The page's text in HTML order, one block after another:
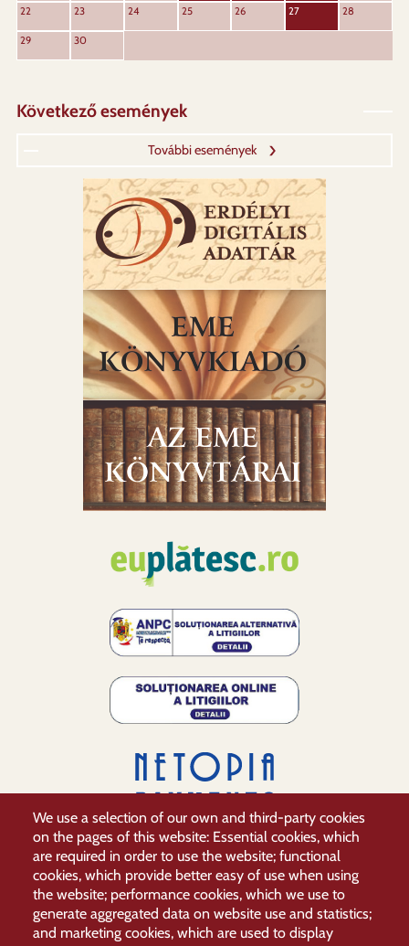
22 23 24 25 26 27 28
29 30
Következő események
További események
We use a selection of our own and third-party cookies
on the pages of this website: Essential cookies, which
are required in order to use the website; functional
cookies, which provide better easy of use when using
the website; performance cookies, which we use to
generate aggregated data on website use and statistics;
and marketing cookies, which are used to display